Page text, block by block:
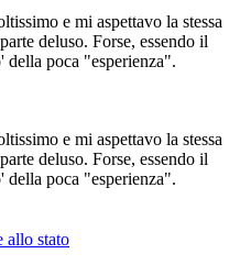
e mi aspettavo la stessa
deluso. Forse, essendo il
della poca "esperienza".
e mi aspettavo la stessa
deluso. Forse, essendo il
della poca "esperienza".
allo stato